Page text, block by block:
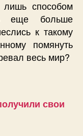
лишь способом
еще больше
к такому
помянуть
весь мир?
свои